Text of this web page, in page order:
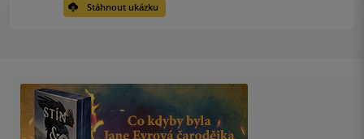
Stáhnout ukázku